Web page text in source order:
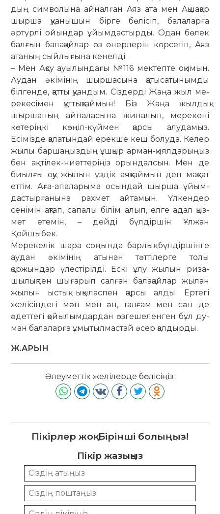
дың символына ай­налған Аяз ата мен Ақшақар
шырша қуанышын бірге бө­лісіп, балаларға
әртүрлі ойындар ұйымдастырды. Одан бөлек
балғын балақайлар өз өнерлерін көрсетіп, Аяз
атаның сыйлығына кенелді.
– Мен Ақсу ауылындағы №116 мек­тепте оқимын.
Аудан әкімінің шыр­ша­сы­на қатысатынымды
білгенде, қат­ты қуан­дым. Сіз­дерді Жаңа жыл ме­
рекесімен құт­тықтаймын! Біз Жаңа жылдық
шыршаның айналасына жиналып, мерекені
көтеріңкі кө­ңіл-күймен қарсы алудамыз.
Есімізде қала­тын­дай ерекше кеш болуда. Келер
жылы бар­­­шаңыздың ұш­қыр арман-қиялдарыңыз
бен ақ тілек-ниеттеріңіз орындалсын. Мен де
биылғы оқу жылын үздік аяқ­таймын деп мақ­сат
еттім. Аға-апаларыма осындай шырша ұйым­
дас­тырғанына рахмет айтамын. Үл­кендер
сенімін ақтап, сапалы білім алып, елге адал қыз­
мет етемін, – дейді бүлдіршін Ұлжан
Қойшыбек.
Мерекелік шара соңын­да барлық бүл­діршінге
аудан әкі­мінің атынан тәттілерге то­лы
қоржындар үлес­тірілді. Ескі ұлу жылын ри­­­за­
шылықпен шығарып салған бала­қайлар жы­лан
жылын ыстық ықыласпен қарсы алды. Ер­тегі
желісіндегі мән мен ән, талғам мен сән де
әдеттегі қойы­лымдардан өзгешеленген бұл ду­
ман балаларға ұмытылмастай әсер қал­дыр­­ды.
Ж.АРЫН
Әлеуметтік желілерде бөлісіңіз:
Пікірлер жоқ. Бірінші болыңыз!
Пікір жазыңыз